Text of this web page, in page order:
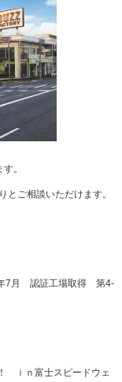
。
とご相談いただけます。
7月 認証工場取得 第4-
ｉｎ富士スピードウェ